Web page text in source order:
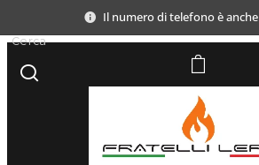
Il numero di telefono è
Cerca